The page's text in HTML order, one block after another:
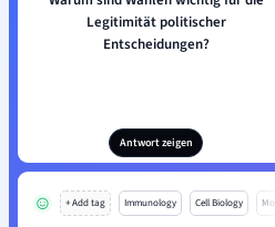
Legitimität politischer
Entscheidungen?
Antwort zeigen
+ Add tag Immunology Cell Biology Mo